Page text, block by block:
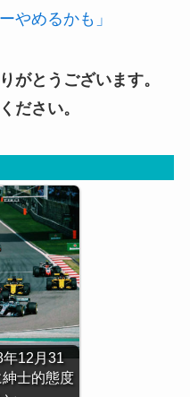
やめるかも」
がとうございます。
ださい。
年12月31
士的態度